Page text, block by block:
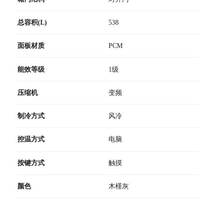
总容积(L) 538
面板材质 PCM
能效等级 1级
压缩机 变频
制冷方式 风冷
控温方式 电脑
按键方式 触摸
颜色 木槿灰